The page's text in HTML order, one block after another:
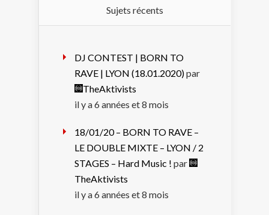
Sujets récents
DJ CONTEST | BORN TO
RAVE | LYON (18.01.2020)par
TheAktivists
il y a 6 années et 8 mois
18/01/20 – BORN TO RAVE –
LE DOUBLE MIXTE – LYON / 2
STAGES – Hard Music ! par
TheAktivists
il y a 6 années et 8 mois